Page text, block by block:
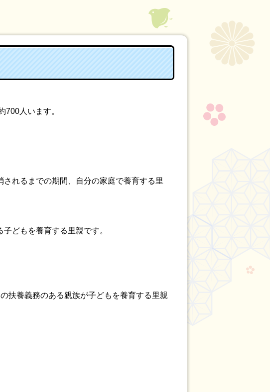
700人います。
れるまでの期間、自分の家庭で養育する里
どもを養育する里親です。
扶養義務のある親族が子どもを養育する里親